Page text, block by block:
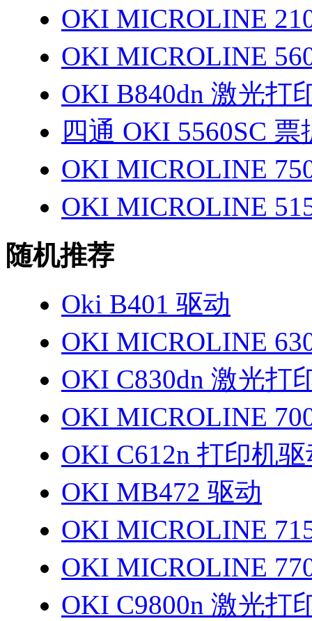
OKI MICROLINE
OKI MICROLINE
OKI B840dn 激光打
四通 OKI 5560SC
OKI MICROLINE
OKI MICROLINE
随机推荐
Oki B401 驱动
OKI MICROLINE
OKI C830dn 激光打
OKI MICROLINE
OKI C612n 打印机
OKI MB472 驱动
OKI MICROLINE
OKI MICROLINE
OKI C9800n 激光打